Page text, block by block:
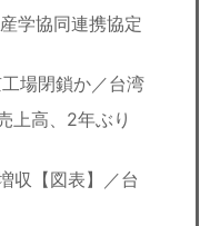
学協同連携協定
場閉鎖か／台湾
上高、2年ぶり
収【図表】／台